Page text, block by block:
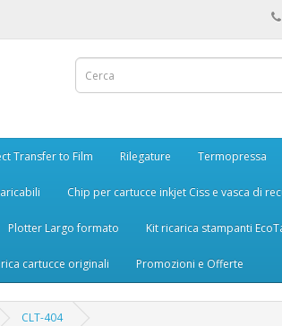
Transfer to Film Rilegature Termopressa
Chip per cartucce inkjet Ciss e vasca di
Plotter Largo formato Kit ricarica stampanti
cartucce originali Promozioni e Offerte
CLT-404